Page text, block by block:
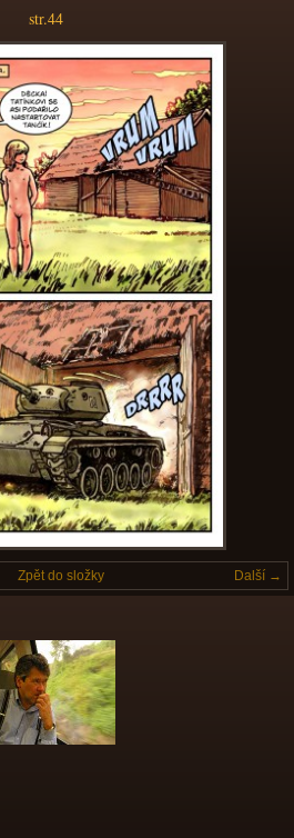
str.44
Další →
Zpět do složky